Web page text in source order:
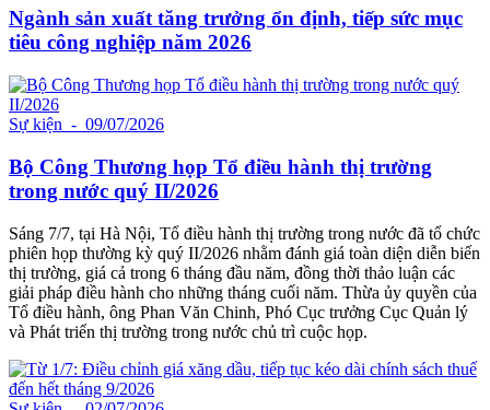
Ngành sản xuất tăng trưởng ổn định, tiếp sức mục
tiêu công nghiệp năm 2026
Sự kiện - 09/07/2026
Bộ Công Thương họp Tổ điều hành thị trường
trong nước quý II/2026
Sáng 7/7, tại Hà Nội, Tổ điều hành thị trường trong nước đã tổ chức
phiên họp thường kỳ quý II/2026 nhằm đánh giá toàn diện diễn biến
thị trường, giá cả trong 6 tháng đầu năm, đồng thời thảo luận các
giải pháp điều hành cho những tháng cuối năm. Thừa ủy quyền của
Tổ điều hành, ông Phan Văn Chinh, Phó Cục trưởng Cục Quản lý
và Phát triển thị trường trong nước chủ trì cuộc họp.